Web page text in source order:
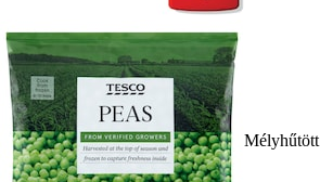
Mélyhűtött